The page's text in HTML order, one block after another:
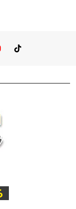
You TubeTikTok